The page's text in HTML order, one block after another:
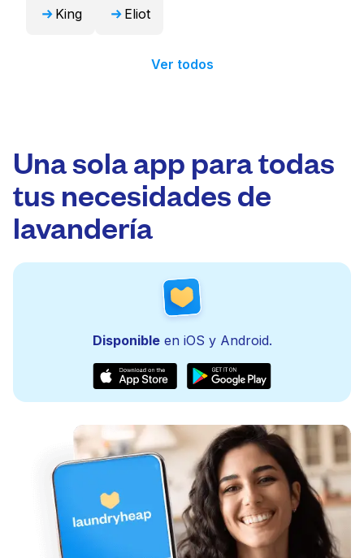
King Eliot
Ver todos
Una sola app para todas
tus necesidades de
lavandería
Disponibleen iOS y Android.